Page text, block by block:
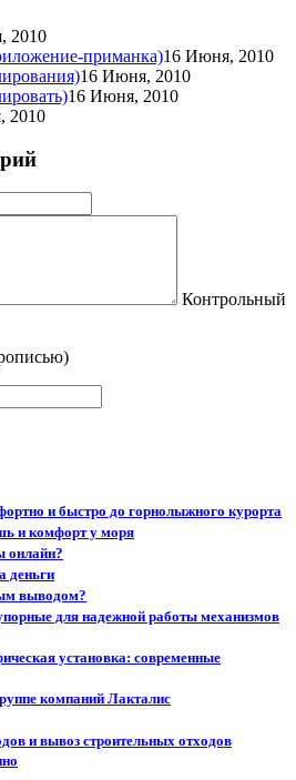
2010
приманка)16 Июня, 2010
16 Июня, 2010
16 Июня, 2010
2010
Контрольный
и быстро до горнолыжного курорта
и комфорт у моря
онлайн?
деньги
выводом?
для надежной работы механизмов
установка: современные
компаний Лакталис
и вывоз строительных отходов